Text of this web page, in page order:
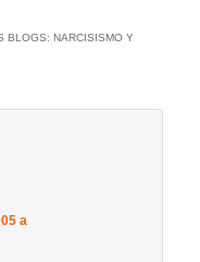
BLOGS: NARCISISMO Y
a